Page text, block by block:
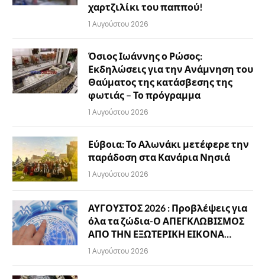
χαρτζιλίκι του παππού!
1 Αυγούστου 2026
Όσιος Ιωάννης ο Ρώσος:
Εκδηλώσεις για την Ανάμνηση του
Θαύματος της κατάσβεσης της
φωτιάς – Το πρόγραμμα
1 Αυγούστου 2026
Εύβοια: Το Αλωνάκι μετέφερε την
παράδοση στα Κανάρια Νησιά
1 Αυγούστου 2026
ΑΥΓΟΥΣΤΟΣ 2026 : Προβλέψεις για
όλα τα ζώδια-Ο ΑΠΕΓΚΛΩΒΙΣΜΟΣ
ΑΠΟ ΤΗΝ ΕΞΩΤΕΡΙΚΗ ΕΙΚΟΝΑ…
1 Αυγούστου 2026